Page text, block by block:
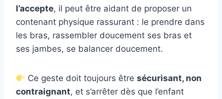
l’accepte, il peut être aidant de proposer un
contenant physique rassurant : le prendre dans
les bras, rassembler doucement ses bras et
ses jambes, se balancer doucement.
Ce geste doit toujours êtresécurisant, non
contraignant, et s’arrêter dès que l’enfant